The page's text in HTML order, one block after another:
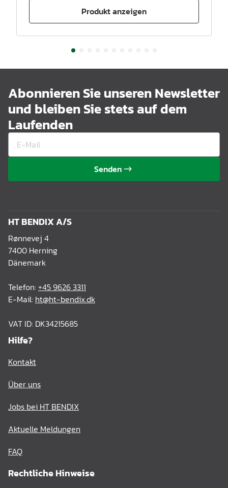
Produkt anzeigen
Abonnieren Sie unseren Newsletter
und bleiben Sie stets auf dem
Laufenden
Senden
HT BENDIX A/S
Rønnevej 4
7400 Herning
Dänemark
Telefon: +45 9626 3311
E-Mail: ht@ht-bendix.dk
VAT ID: DK34215685
Hilfe?
Kontakt
Über uns
Jobs bei HT BENDIX
Aktuelle Meldungen
FAQ
Rechtliche Hinweise